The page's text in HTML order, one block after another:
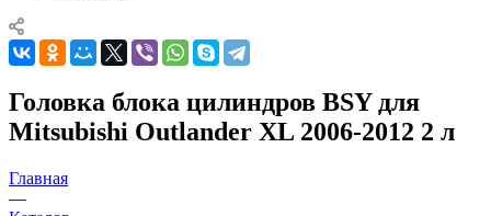
Головка блока цилиндров BSY для
Mitsubishi Outlander XL 2006-2012 2 л
Главная
—